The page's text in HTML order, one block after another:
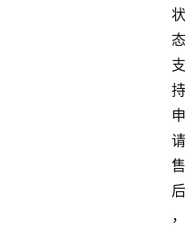
状
态
支
持
申
请
售
后
，